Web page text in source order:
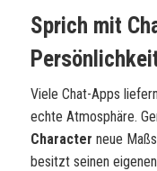
Sprich mit
Viele Chat-Apps
echte Atmosphäre.
Character neue
besitzt seinen